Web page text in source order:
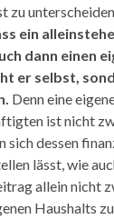
zu
ein
dann einen
er selbst,
Denn eine
ist nicht
sich dessen
lässt, wie
allein nicht
Haushalts